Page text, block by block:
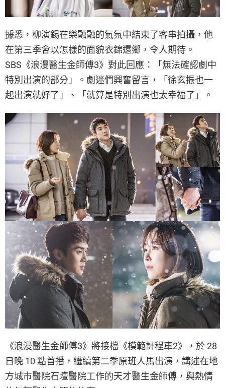
據悉，柳演錫在樂融融的氣氛中結束了客串拍攝，他
在第三季會以怎樣的面貌衣錦還鄉，令人期待。
SBS《浪漫醫生金師傅3》對此回應：「無法確認劇中
特別出演的部分」。劇迷們興奮留言，「徐玄振也一
起出演就好了」、「就算是特別出演也太幸福了」。
《浪漫醫生金師傅3》將接檔《模範計程車2》，於 28
日晚 10 點首播，繼續第二季原班人馬出演，講述在地
方城市醫院石壇醫院工作的天才醫生金師傅，與熱情